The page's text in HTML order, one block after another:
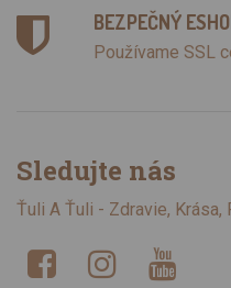
BEZPEČNÝ
Používame SSL
Sledujte nás
Ťuli A Ťuli - Zdravie, Krása,